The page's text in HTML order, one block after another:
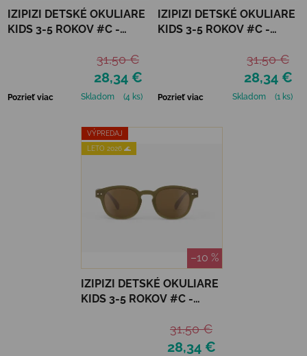
IZIPIZI DETSKÉ OKULIARE
KIDS 3-5 ROKOV #C -
28,34 €
31,50 €
Pozrieť viac Skladom (4 ks)
IZIPIZI DETSKÉ OKULIARE
KIDS 3-5 ROKOV #C -
28,34 €
31,50 €
Pozrieť viac Skladom (1 ks)
VÝPREDAJ
LETO 2026 🌊
–10 %
IZIPIZI DETSKÉ OKULIARE
KIDS 3-5 ROKOV #C -
28,34 €
31,50 €